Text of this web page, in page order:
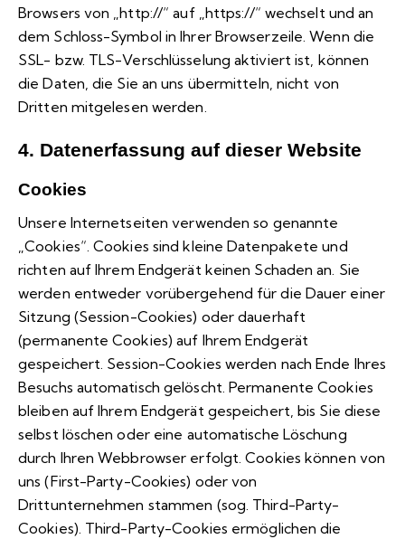
Browsers von „http://“ auf „https://“ wechselt und an
dem Schloss-Symbol in Ihrer Browserzeile. Wenn die
SSL- bzw. TLS-Verschlüsselung aktiviert ist, können
die Daten, die Sie an uns übermitteln, nicht von
Dritten mitgelesen werden.
4. Datenerfassung auf dieser Website
Cookies
Unsere Internetseiten verwenden so genannte
„Cookies“. Cookies sind kleine Datenpakete und
richten auf Ihrem Endgerät keinen Schaden an. Sie
werden entweder vorübergehend für die Dauer einer
Sitzung (Session-Cookies) oder dauerhaft
(permanente Cookies) auf Ihrem Endgerät
gespeichert. Session-Cookies werden nach Ende Ihres
Besuchs automatisch gelöscht. Permanente Cookies
bleiben auf Ihrem Endgerät gespeichert, bis Sie diese
selbst löschen oder eine automatische Löschung
durch Ihren Webbrowser erfolgt. Cookies können von
uns (First-Party-Cookies) oder von
Drittunternehmen stammen (sog. Third-Party-
Cookies). Third-Party-Cookies ermöglichen die